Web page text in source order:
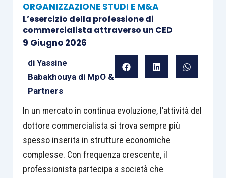
ORGANIZZAZIONE STUDI E M&A
L’esercizio della professione di
commercialista attraverso un CED
9 Giugno 2026
di Yassine
Babakhouya di MpO &
Partners
In un mercato in continua evoluzione, l’attività del
dottore commercialista si trova sempre più
spesso inserita in strutture economiche
complesse. Con frequenza crescente, il
professionista partecipa a società che